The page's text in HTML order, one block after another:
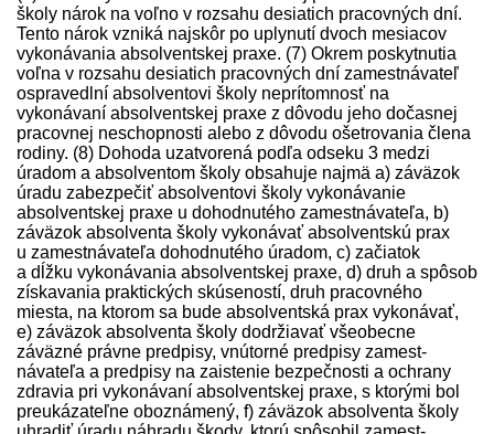
školy nárok na voľno v rozsahu desiatich pracovných dní.
Tento nárok vzniká najskôr po uplynutí dvoch mesiacov
vykonávania absolventskej praxe. (7) Okrem poskytnutia
voľna v rozsahu desiatich pracovných dní zamest­návateľ
ospravedlní absolventovi školy neprítomnosť na
vykonávaní absolventskej praxe z dôvodu jeho dočasnej
pracovnej neschopnosti alebo z dôvodu ošetrovania člena
rodiny. (8) Dohoda uzatvorená podľa odseku 3 medzi
úradom a absolventom školy obsahuje najmä a) záväzok
úradu zabezpečiť absolventovi školy vykonávanie
absolventskej praxe u dohodnutého zamest­návateľa, b)
záväzok absolventa školy vykonávať absolventskú prax
u zamest­návateľa dohodnutého úradom, c) začiatok
a dĺžku vykonávania absolventskej praxe, d) druh a spôsob
získavania praktických skúseností, druh pracovného
miesta, na ktorom sa bude absolventská prax vykonávať,
e) záväzok absolventa školy dodržiavať všeobecne
záväzné právne pred­pisy, vnútorné pred­pisy zamest­
návateľa a pred­pisy na zaistenie bezpečnosti a ochrany
zdravia pri vykonávaní absolventskej praxe, s ktorými bol
preukázateľne oboznámený, f) záväzok absolventa školy